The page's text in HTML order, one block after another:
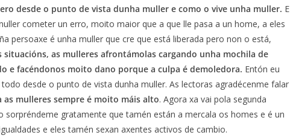
desde o punto de vista dunha muller e como o vive unha muller. E
cometer un erro, moito maior que a que lle pasa a un home, a eles
persoaxe é unha muller que cre que está liberada pero non o está,
as mulleres afrontámolas cargando unha mochila de
e facéndonos moito dano porque a culpa é demoledora. Entón eu
desde o punto de vista dunha muller. As lectoras agradécenme falar
mulleres sempre é moito máis alto. Agora xa vai pola segunda
sorpréndeme gratamente que tamén están a mercala os homes e é un
e eles tamén sexan axentes activos de cambio.